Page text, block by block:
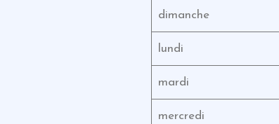
dimanche
lundi
mardi
mercredi